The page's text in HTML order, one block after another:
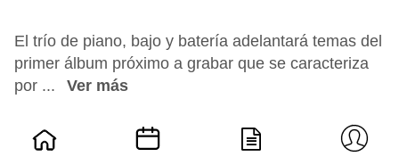
El trío de piano, bajo y batería adelantará temas del
primer álbum próximo a grabar que se caracteriza
por ...
Ver más